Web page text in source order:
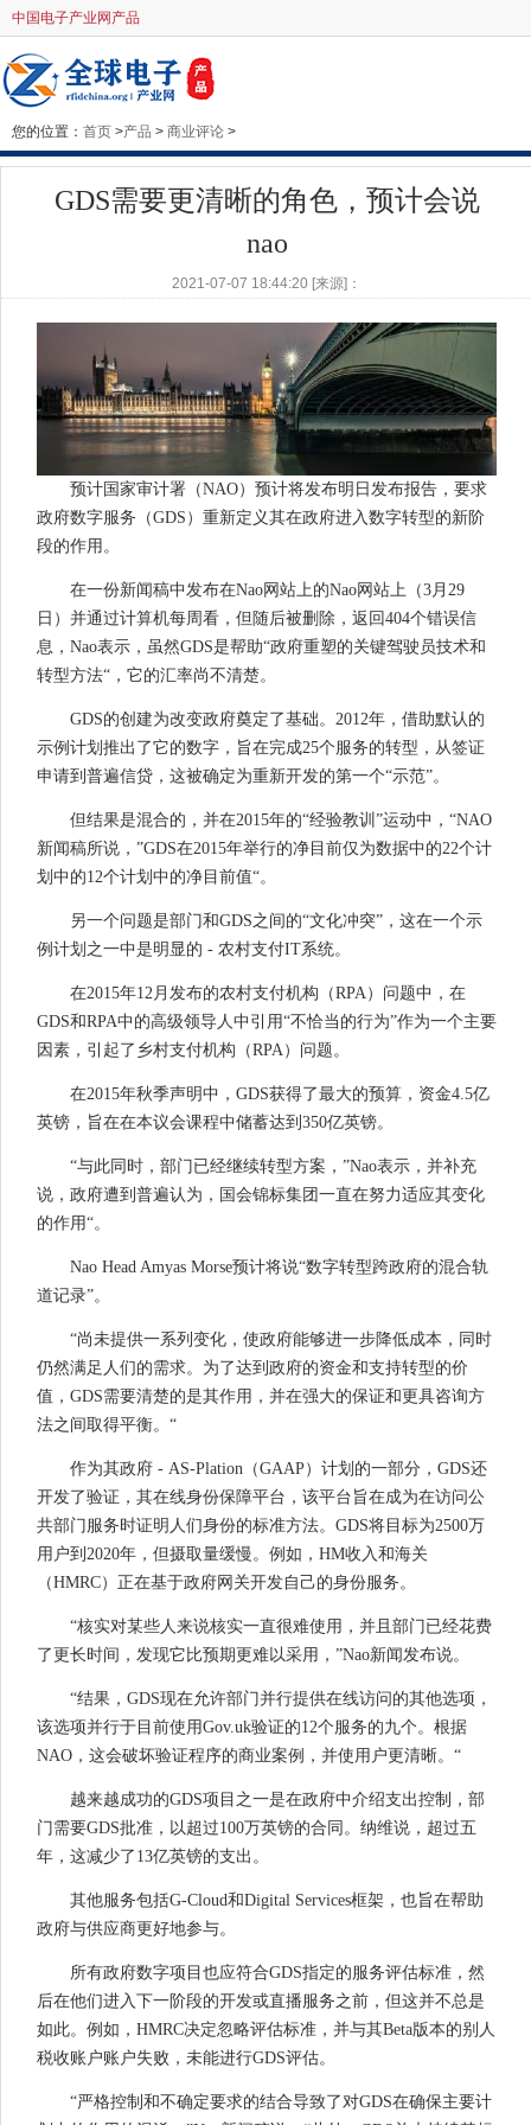
中国电子产业网产品
您的位置： 首页 >产品 > 商业评论 >
GDS需要更清晰的角色，预计会说
nao
2021-07-07 18:44:20 [来源]：
预计国家审计署（NAO）预计将发布明日发布报告，要求
政府数字服务（GDS）重新定义其在政府进入数字转型的新阶
段的作用。
在一份新闻稿中发布在Nao网站上的Nao网站上（3月29
日）并通过计算机每周看，但随后被删除，返回404个错误信
息，Nao表示，虽然GDS是帮助“政府重塑的关键驾驶员技术和
转型方法“，它的汇率尚不清楚。
GDS的创建为改变政府奠定了基础。2012年，借助默认的
示例计划推出了它的数字，旨在完成25个服务的转型，从签证
申请到普遍信贷，这被确定为重新开发的第一个“示范”。
但结果是混合的，并在2015年的“经验教训”运动中，“NAO
新闻稿所说，”GDS在2015年举行的净目前仅为数据中的22个计
划中的12个计划中的净目前值“。
另一个问题是部门和GDS之间的“文化冲突”，这在一个示
例计划之一中是明显的 - 农村支付IT系统。
在2015年12月发布的农村支付机构（RPA）问题中，在
GDS和RPA中的高级领导人中引用“不恰当的行为”作为一个主要
因素，引起了乡村支付机构（RPA）问题。
在2015年秋季声明中，GDS获得了最大的预算，资金4.5亿
英镑，旨在在本议会课程中储蓄达到350亿英镑。
“与此同时，部门已经继续转型方案，”Nao表示，并补充
说，政府遭到普遍认为，国会锦标集团一直在努力适应其变化
的作用“。
Nao Head Amyas Morse预计将说“数字转型跨政府的混合轨
道记录”。
“尚未提供一系列变化，使政府能够进一步降低成本，同时
仍然满足人们的需求。为了达到政府的资金和支持转型的价
值，GDS需要清楚的是其作用，并在强大的保证和更具咨询方
法之间取得平衡。“
作为其政府 - AS-Plation（GAAP）计划的一部分，GDS还
开发了验证，其在线身份保障平台，该平台旨在成为在访问公
共部门服务时证明人们身份的标准方法。GDS将目标为2500万
用户到2020年，但摄取量缓慢。例如，HM收入和海关
（HMRC）正在基于政府网关开发自己的身份服务。
“核实对某些人来说核实一直很难使用，并且部门已经花费
了更长时间，发现它比预期更难以采用，”Nao新闻发布说。
“结果，GDS现在允许部门并行提供在线访问的其他选项，
该选项并行于目前使用Gov.uk验证的12个服务的九个。根据
NAO，这会破坏验证程序的商业案例，并使用户更清晰。“
越来越成功的GDS项目之一是在政府中介绍支出控制，部
门需要GDS批准，以超过100万英镑的合同。纳维说，超过五
年，这减少了13亿英镑的支出。
其他服务包括G-Cloud和Digital Services框架，也旨在帮助
政府与供应商更好地参与。
所有政府数字项目也应符合GDS指定的服务评估标准，然
后在他们进入下一阶段的开发或直播服务之前，但这并不总是
如此。例如，HMRC决定忽略评估标准，并与其Beta版本的别人
税收账户账户失败，未能进行GDS评估。
“严格控制和不确定要求的结合导致了对GDS在确保主要计